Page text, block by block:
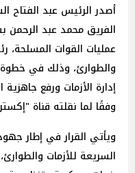
أصدر الرئيس عبد الفتاح
الفريق محمد عبد الرحمن
عمليات القوات المسلحة،
والطوارئ، وذلك في
إدارة الأزمات ورفع
وفقًا لما نقلته قناة
ويأتي القرار في إطار
السريعة للأزمات